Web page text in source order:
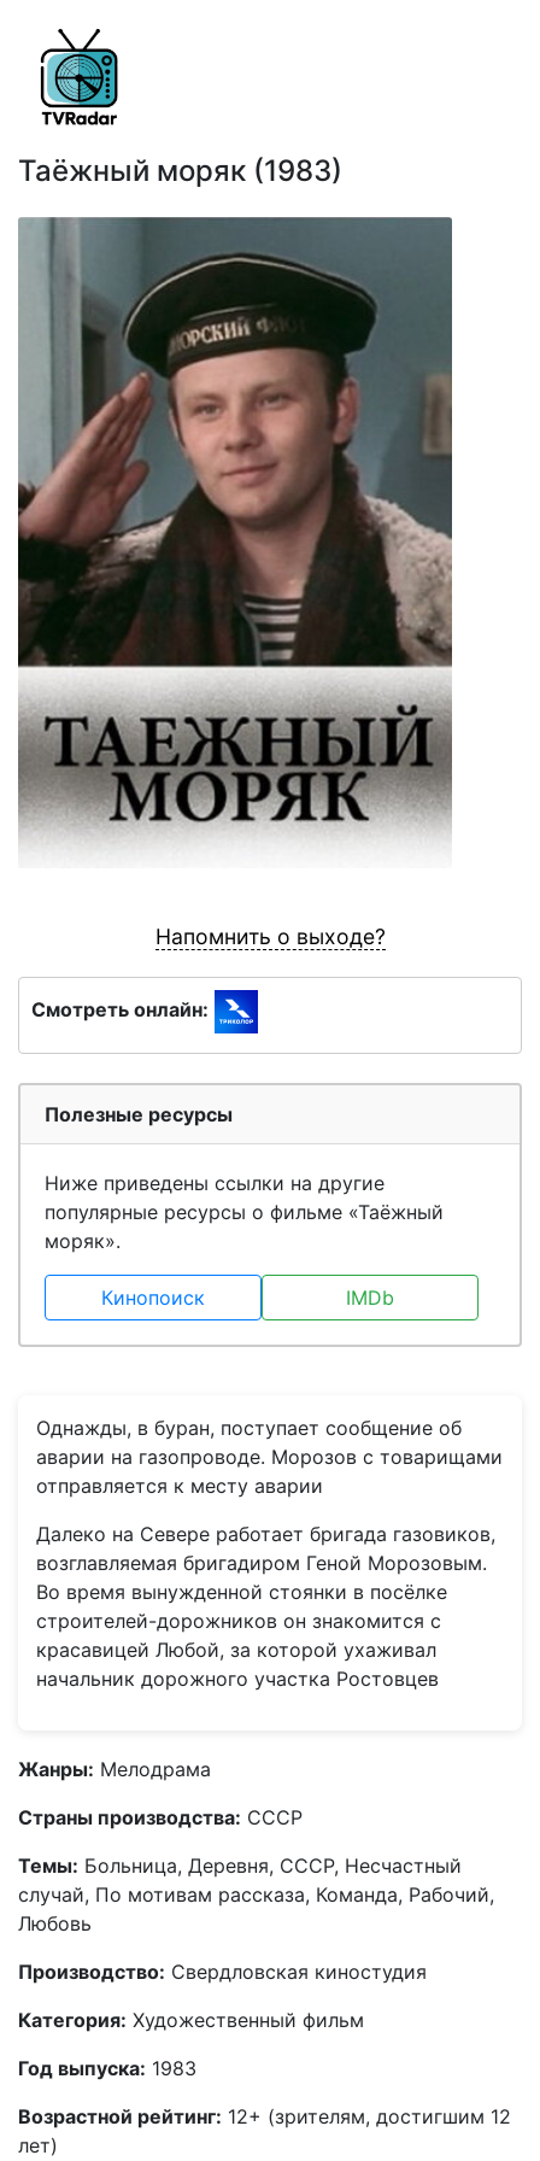
Таёжный моряк (1983)
Напомнить о выходе?
Смотреть онлайн:
Полезные ресурсы
Ниже приведены ссылки на другие
популярные ресурсы о фильме «Таёжный
моряк».
Кинопоиск IMDb
Однажды, в буран, поступает сообщение об
аварии на газопроводе. Морозов с товарищами
отправляется к месту аварии
Далеко на Севере работает бригада газовиков,
возглавляемая бригадиром Геной Морозовым.
Во время вынужденной стоянки в посёлке
строителей-дорожников он знакомится с
красавицей Любой, за которой ухаживал
начальник дорожного участка Ростовцев
Жанры: Мелодрама
Страны производства: СССР
Темы: Больница, Деревня, СССР, Несчастный
случай, По мотивам рассказа, Команда, Рабочий,
Любовь
Производство: Свердловская киностудия
Категория: Художественный фильм
Год выпуска: 1983
Возрастной рейтинг: 12+ (зрителям, достигшим 12
лет)